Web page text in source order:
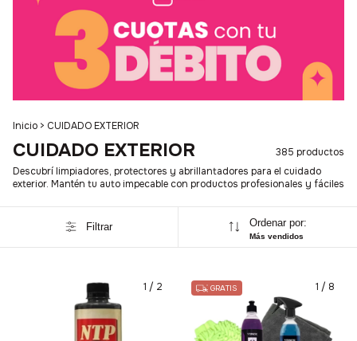
Inicio > CUIDADO EXTERIOR
CUIDADO EXTERIOR
385 productos
Descubrí limpiadores, protectores y abrillantadores para el cuidado
exterior. Mantén tu auto impecable con productos profesionales y fáciles
Filtrar Ordenar por:
Más vendidos
1 / 2 1 / 8
GRATIS